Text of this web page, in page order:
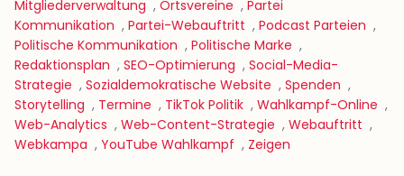
Mitgliederverwaltung , Ortsvereine , Partei
Kommunikation , Partei-Webauftritt , Podcast Parteien ,
Politische Kommunikation , Politische Marke ,
Redaktionsplan , SEO-Optimierung , Social-Media-
Strategie , Sozialdemokratische Website , Spenden ,
Storytelling , Termine , TikTok Politik , Wahlkampf-Online ,
Web-Analytics , Web-Content-Strategie , Webauftritt ,
Webkampa , YouTube Wahlkampf , Zeigen